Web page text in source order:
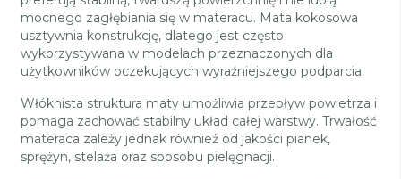
mocnego zagłębiania się w materacu. Mata kokosowa
usztywnia konstrukcję, dlatego jest często
wykorzystywana w modelach przeznaczonych dla
użytkowników oczekujących wyraźniejszego podparcia.
Włóknista struktura maty umożliwia przepływ powietrza i
pomaga zachować stabilny układ całej warstwy. Trwałość
materaca zależy jednak również od jakości pianek,
sprężyn, stelaża oraz sposobu pielęgnacji.